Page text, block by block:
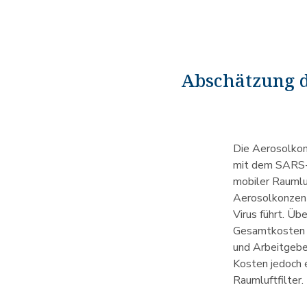
Abschätzung
Die
mit dem
mobiler
Virus führt.
Gesamtkosten
und
Kosten jedoch
Raumluftfilter.